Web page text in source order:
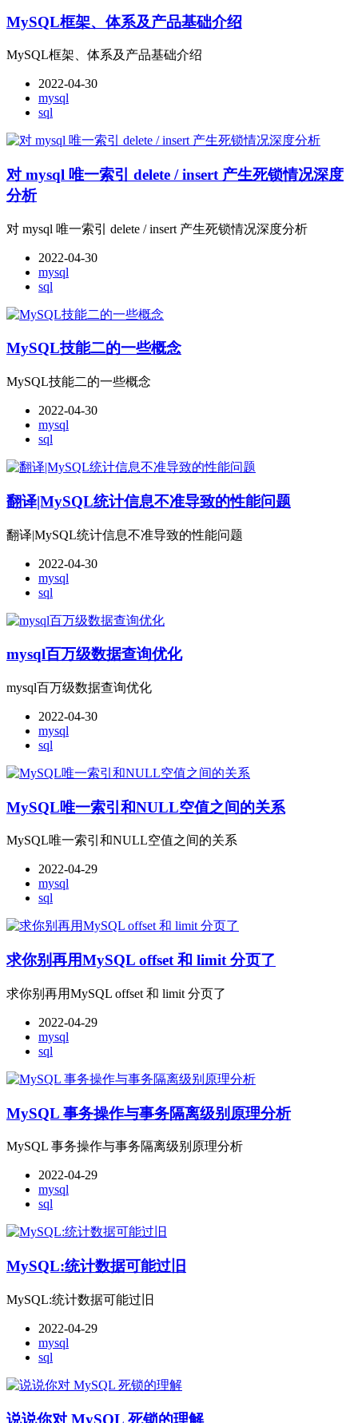
MySQL框架、体系及产品基础介绍
MySQL框架、体系及产品基础介绍
2022-04-30
mysql
sql
对 mysql 唯一索引 delete / insert 产生死锁情况深度
分析
对 mysql 唯一索引 delete / insert 产生死锁情况深度分析
2022-04-30
mysql
sql
MySQL技能二的一些概念
MySQL技能二的一些概念
2022-04-30
mysql
sql
翻译|MySQL统计信息不准导致的性能问题
翻译|MySQL统计信息不准导致的性能问题
2022-04-30
mysql
sql
mysql百万级数据查询优化
mysql百万级数据查询优化
2022-04-30
mysql
sql
MySQL唯一索引和NULL空值之间的关系
MySQL唯一索引和NULL空值之间的关系
2022-04-29
mysql
sql
求你别再用MySQL offset 和 limit 分页了
求你别再用MySQL offset 和 limit 分页了
2022-04-29
mysql
sql
MySQL 事务操作与事务隔离级别原理分析
MySQL 事务操作与事务隔离级别原理分析
2022-04-29
mysql
sql
MySQL:统计数据可能过旧
MySQL:统计数据可能过旧
2022-04-29
mysql
sql
说说你对 MySQL 死锁的理解